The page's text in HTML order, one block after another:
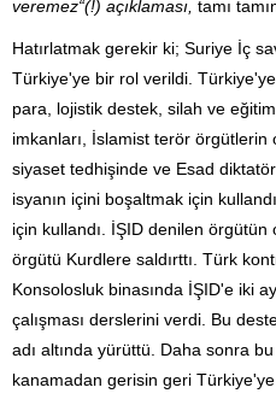
veremez“(!) açıklaması, tamı
Hatırlatmak gerekir ki; Suriye İç
Türkiye'ye bir rol verildi.
para, lojistik destek, silah ve
imkanları, İslamist terör
siyaset tedhişinde ve Esad
isyanın içini boşaltmak için
için kullandı. İŞID denilen
örgütü Kurdlere saldırttı. Türk
Konsolosluk binasında İŞID'e iki
çalışması derslerini verdi. Bu
adı altında yürüttü. Daha sonra
kanamadan gerisin geri Türkiye'ye